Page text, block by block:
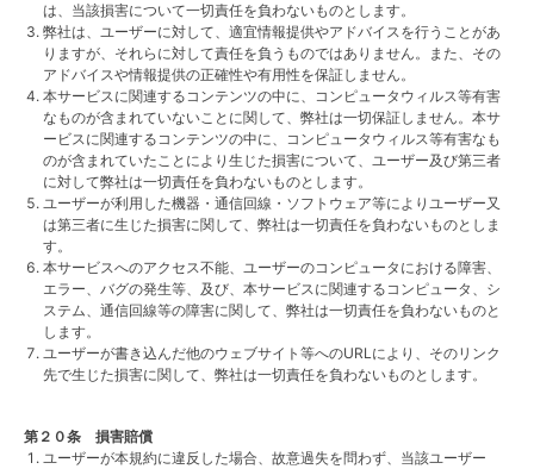
は、当該損害について一切責任を負わないものとします。
弊社は、ユーザーに対して、適宜情報提供やアドバイスを行うことがあ
りますが、それらに対して責任を負うものではありません。また、その
アドバイスや情報提供の正確性や有用性を保証しません。
本サービスに関連するコンテンツの中に、コンピュータウィルス等有害
なものが含まれていないことに関して、弊社は一切保証しません。本サ
ービスに関連するコンテンツの中に、コンピュータウィルス等有害なも
のが含まれていたことにより生じた損害について、ユーザー及び第三者
に対して弊社は一切責任を負わないものとします。
ユーザーが利用した機器・通信回線・ソフトウェア等によりユーザー又
は第三者に生じた損害に関して、弊社は一切責任を負わないものとしま
す。
本サービスへのアクセス不能、ユーザーのコンピュータにおける障害、
エラー、バグの発生等、及び、本サービスに関連するコンピュータ、シ
ステム、通信回線等の障害に関して、弊社は一切責任を負わないものと
します。
ユーザーが書き込んだ他のウェブサイト等へのURLにより、そのリンク
先で生じた損害に関して、弊社は一切責任を負わないものとします。
第２０条 損害賠償
ユーザーが本規約に違反した場合、故意過失を問わず、当該ユーザー